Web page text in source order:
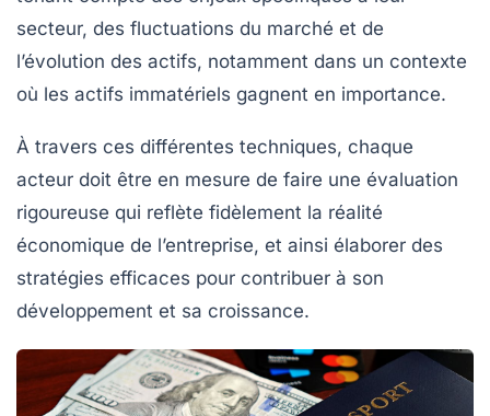
secteur, des fluctuations du marché et de
l’évolution des actifs, notamment dans un contexte
où les actifs immatériels gagnent en importance.
À travers ces différentes techniques, chaque
acteur doit être en mesure de faire une évaluation
rigoureuse qui reflète fidèlement la réalité
économique de l’entreprise, et ainsi élaborer des
stratégies efficaces pour contribuer à son
développement et sa croissance.